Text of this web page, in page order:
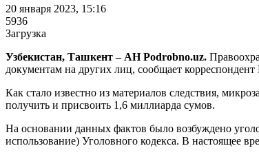
20 января 2023, 15:16
5936
Загрузка
Узбекистан, Ташкент – АН Podrobno.uz.
документам на других лиц, сообщает корреспондент
Как стало известно из материалов следствия,
получить и присвоить 1,6 миллиарда сумов.
На основании данных фактов было возбуждено
использование) Уголовного кодекса. В настоящее